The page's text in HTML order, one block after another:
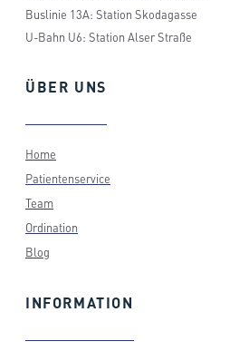
Buslinie 13A: Station Skodagasse
U-Bahn U6: Station Alser Straße
ÜBER UNS
Home
Patientenservice
Team
Ordination
Blog
INFORMATION